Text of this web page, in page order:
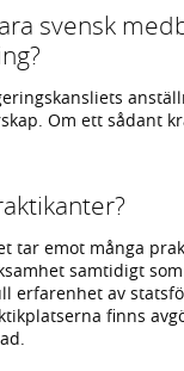
svensk
Om ett sådant
tar emot många
samtidigt
erfarenhet av
finns